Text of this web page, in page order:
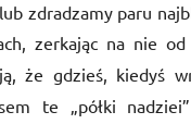
zdradzamy paru
zerkając na nie
że gdzieś, kiedyś
te „półki